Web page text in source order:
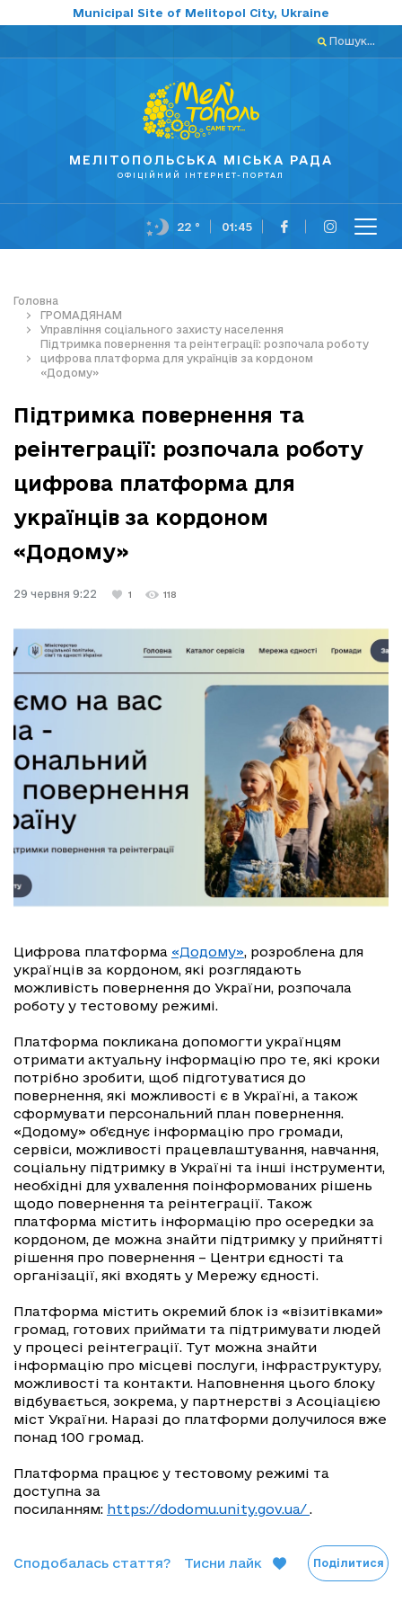
Municipal Site of Melitopol City, Ukraine
Пошук...
МЕЛІТОПОЛЬСЬКА МІСЬКА РАДА
ОФІЦІЙНИЙ ІНТЕРНЕТ-ПОРТАЛ
22 ° 01:45
Головна
ГРОМАДЯНАМ
Управління соціального захисту населення
Підтримка повернення та реінтеграції: розпочала роботу
цифрова платформа для українців за кордоном
«Додому»
Підтримка повернення та
реінтеграції: розпочала роботу
цифрова платформа для
українців за кордоном
«Додому»
29 червня 9:22 1 118
Цифрова платформа «Додому», розроблена для
українців за кордоном, які розглядають
можливість повернення до України, розпочала
роботу у тестовому режимі.
Платформа покликана допомогти українцям
отримати актуальну інформацію про те, які кроки
потрібно зробити, щоб підготуватися до
повернення, які можливості є в Україні, а також
сформувати персональний план повернення.
«Додому» об’єднує інформацію про громади,
сервіси, можливості працевлаштування, навчання,
соціальну підтримку в Україні та інші інструменти,
необхідні для ухвалення поінформованих рішень
щодо повернення та реінтеграції. Також
платформа містить інформацію про осередки за
кордоном, де можна знайти підтримку у прийнятті
рішення про повернення – Центри єдності та
організації, які входять у Мережу єдності.
Платформа містить окремий блок із «візитівками»
громад, готових приймати та підтримувати людей
у процесі реінтеграції. Тут можна знайти
інформацію про місцеві послуги, інфраструктуру,
можливості та контакти. Наповнення цього блоку
відбувається, зокрема, у партнерстві з Асоціацією
міст України. Наразі до платформи долучилося вже
понад 100 громад.
Платформа працює у тестовому режимі та
доступна за
посиланням: https://dodomu.unity.gov.ua/.
Сподобалась стаття? Тисни лайк Поділитися